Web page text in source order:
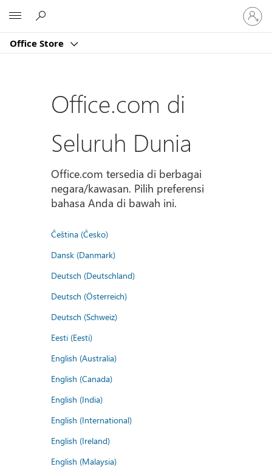
Office Store
Masuk
ke
akun
Office.com di
Seluruh Dunia
Office.com tersedia di berbagai
negara/kawasan. Pilih preferensi
bahasa Anda di bawah ini.
Čeština (Česko)
Dansk (Danmark)
Deutsch (Deutschland)
Deutsch (Österreich)
Deutsch (Schweiz)
Eesti (Eesti)
English (Australia)
English (Canada)
English (India)
English (International)
English (Ireland)
English (Malaysia)